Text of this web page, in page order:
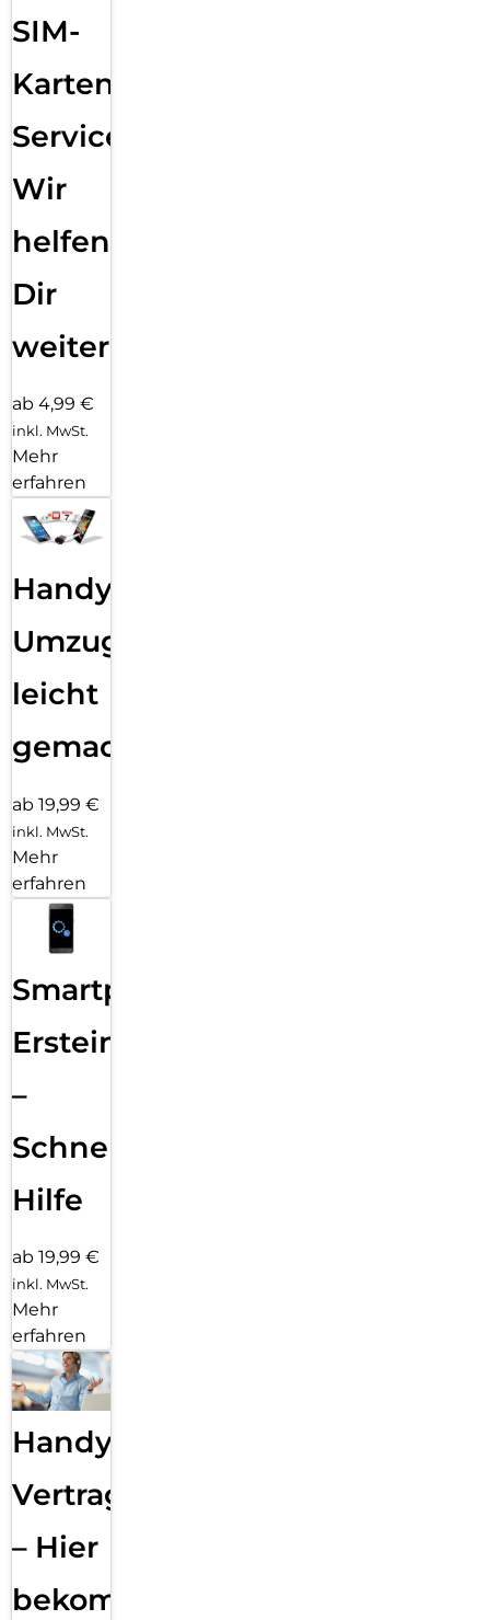
SIM-
Karten
Service:
Wir
helfen
Dir
weiter
ab 4,99 €
inkl. MwSt.
Mehr
erfahren
Handy
Umzug
leicht
gemacht!
ab 19,99 €
inkl. MwSt.
Mehr
erfahren
Smartphone
Ersteinrichtung
–
Schnelle
Hilfe
ab 19,99 €
inkl. MwSt.
Mehr
erfahren
Handy
Vertragsabwicklung
– Hier
bekommst